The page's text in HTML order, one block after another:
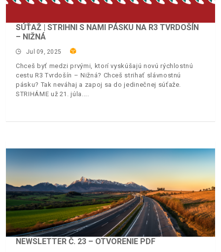
SÚŤAŽ | STRIHNI S NAMI PÁSKU NA R3 TVRDOŠÍN
– NIŽNÁ
Jul 09, 2025
Chceš byť medzi prvými, ktorí vyskúšajú novú rýchlostnú
cestu R3 Tvrdošín – Nižná? Chceš strihať slávnostnú
pásku? Tak neváhaj a zapoj sa do jedinečnej súťaže.
STRIHÁME už 21. júla.
NEWSLETTER Č. 23 – OTVORENIE PDF